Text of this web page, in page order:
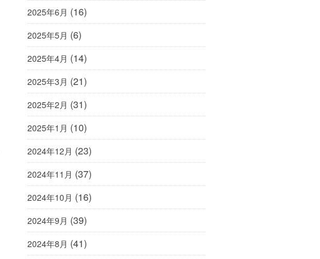
2025年6月 (16)
2025年5月 (6)
2025年4月 (14)
2025年3月 (21)
2025年2月 (31)
2025年1月 (10)
2024年12月 (23)
2024年11月 (37)
2024年10月 (16)
2024年9月 (39)
2024年8月 (41)